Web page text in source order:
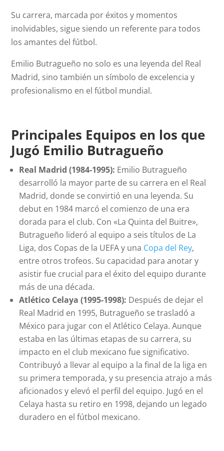
Su carrera, marcada por éxitos y momentos
inolvidables, sigue siendo un referente para todos
los amantes del fútbol.
Emilio Butragueño no solo es una leyenda del Real
Madrid, sino también un símbolo de excelencia y
profesionalismo en el fútbol mundial.
Principales Equipos en los que
Jugó Emilio Butragueño
Real Madrid (1984-1995): Emilio Butragueño
desarrolló la mayor parte de su carrera en el Real
Madrid, donde se convirtió en una leyenda. Su
debut en 1984 marcó el comienzo de una era
dorada para el club. Con «La Quinta del Buitre»,
Butragueño lideró al equipo a seis títulos de La
Liga, dos Copas de la UEFA y una Copa del Rey,
entre otros trofeos. Su capacidad para anotar y
asistir fue crucial para el éxito del equipo durante
más de una década.
Atlético Celaya (1995-1998): Después de dejar el
Real Madrid en 1995, Butragueño se trasladó a
México para jugar con el Atlético Celaya. Aunque
estaba en las últimas etapas de su carrera, su
impacto en el club mexicano fue significativo.
Contribuyó a llevar al equipo a la final de la liga en
su primera temporada, y su presencia atrajo a más
aficionados y elevó el perfil del equipo. Jugó en el
Celaya hasta su retiro en 1998, dejando un legado
duradero en el fútbol mexicano.